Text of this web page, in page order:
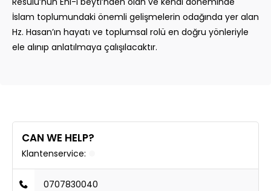
İslam toplumundaki önemli gelişmelerin odağında yer alan
Hz. Hasan’ın hayatı ve toplumsal rolü en doğru yönleriyle
ele alınıp anlatılmaya çalışılacaktır.
CAN WE HELP?
Klantenservice:
0707830040